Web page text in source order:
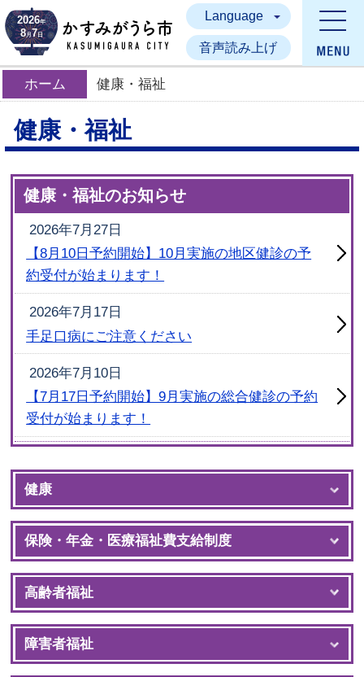
かすみがうら市
2026年
8月7日
Language
音声読み上げ
ホーム 健康・福祉
健康・福祉
健康・福祉のお知らせ
2026年7月27日
【8月10日予約開始】10月実施の地区健診の予
約受付が始まります！
2026年7月17日
手足口病にご注意ください
2026年7月10日
【7月17日予約開始】9月実施の総合健診の予約
受付が始まります！
介護予防・日常生活支援総合事業費単位数サー
ビスコード表
2026年6月1日
電子母子手帳アプリ（母子モ）について
健康
保険・年金・医療福祉費支給制度
高齢者福祉
障害者福祉